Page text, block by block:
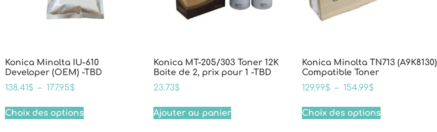
Konica Minolta IU-610
Developer (OEM) -TBD
138.41$ – 177.95$
Choix des options
Konica MT-205/303 Toner 12K
Boite de 2, prix pour 1 -TBD
23.73$
Ajouter au panier
Konica Minolta TN713 (A9K8130)
Compatible Toner
129.99$ – 154.99$
Choix des options